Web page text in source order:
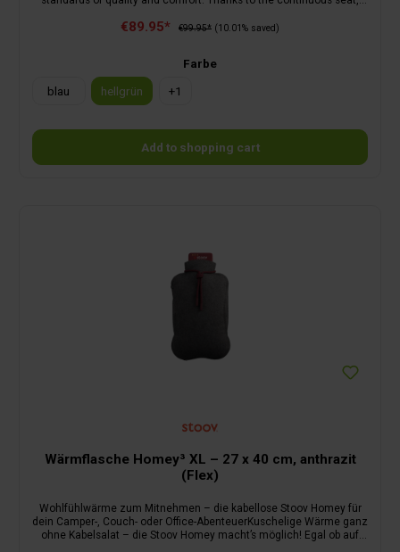
paired with ergonomically shaped padding and armrests, allows you
€89.95* €99.95* (10.01% saved)
Farbe
blau
hellgrün +1
Add to shopping cart
Wärmflasche Homey³ XL – 27 x 40 cm, anthrazit
(Flex)
Wohlfühlwärme zum Mitnehmen – die kabellose Stoov Homey für
dein Camper-, Couch- oder Office-AbenteuerKuschelige Wärme ganz
ohne Kabelsalat – die Stoov Homey macht’s möglich! Egal ob auf